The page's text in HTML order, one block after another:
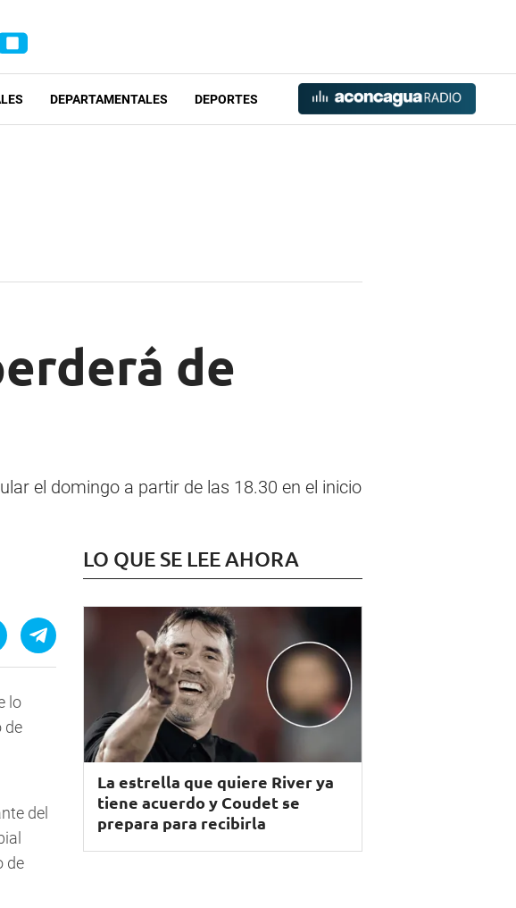
DEPARTAMENTALES DEPORTES
de
el domingo a partir de las 18.30 en el inicio
lo
de
del
de
LO QUE SE LEE AHORA
La estrella que quiere River ya
tiene acuerdo y Coudet se
prepara para recibirla